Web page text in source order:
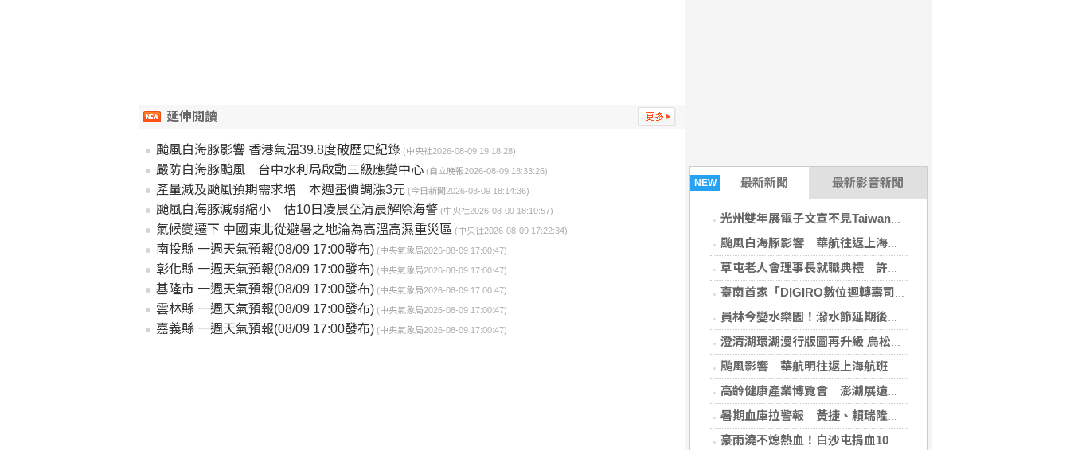
NEW 最新新聞 最新影音新聞
光州雙年展電子文宣不見Taiwan 文化部抗議
颱風白海豚影響 華航往返上海航班異動
草屯老人會理事長就職典禮 許淑華頒發當選證書
臺南首家「DIGIRO數位迴轉壽司」進駐新光三越台南新天地
員林今變水樂園！潑水節延期後回歸 親子濕身狂歡
澄清湖環湖漫行版圖再升級 鳥松文前路新步道完工
颱風影響 華航明往返上海航班異動看這
高齡健康產業博覽會 澎湖展遠距醫療與智慧篩檢
暑期血庫拉警報 黃捷、賴瑞隆號召民眾一起來捐血
豪雨澆不熄熱血！白沙屯捐血10週年募306袋
延伸閱讀
颱風白海豚影響 香港氣溫39.8度破歷史紀錄 (中央社2026-08-09 19:18:28)
嚴防白海豚颱風 台中水利局啟動三級應變中心 (自立晚報2026-08-09 18:33:26)
產量減及颱風預期需求增 本週蛋價調漲3元 (今日新聞2026-08-09 18:14:36)
颱風白海豚減弱縮小 估10日凌晨至清晨解除海警 (中央社2026-08-09 18:10:57)
氣候變遷下 中國東北從避暑之地淪為高溫高濕重災區 (中央社2026-08-09 17:22:34)
南投縣 一週天氣預報(08/09 17:00發布) (中央氣象局2026-08-09 17:00:47)
彰化縣 一週天氣預報(08/09 17:00發布) (中央氣象局2026-08-09 17:00:47)
基隆市 一週天氣預報(08/09 17:00發布) (中央氣象局2026-08-09 17:00:47)
雲林縣 一週天氣預報(08/09 17:00發布) (中央氣象局2026-08-09 17:00:47)
嘉義縣 一週天氣預報(08/09 17:00發布) (中央氣象局2026-08-09 17:00:47)